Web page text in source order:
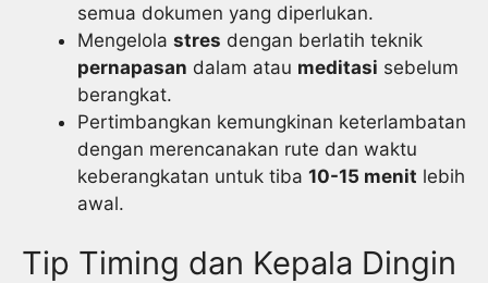
semua dokumen yang diperlukan.
Mengelola stres dengan berlatih teknik
pernapasan dalam atau meditasi sebelum
berangkat.
Pertimbangkan kemungkinan keterlambatan
dengan merencanakan rute dan waktu
keberangkatan untuk tiba 10-15 menit lebih
awal.
Tip Timing dan Kepala Dingin